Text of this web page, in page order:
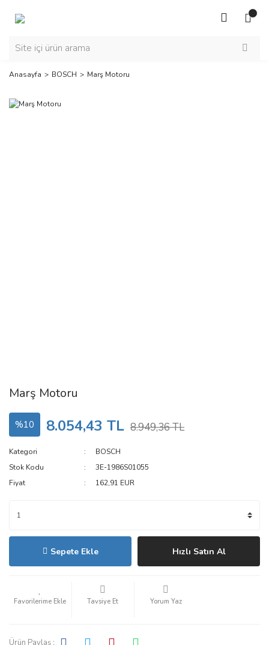
Anasayfa BOSCH Marş Motoru
Marş Motoru
%10 8.054,43 TL 8.949,36 TL
Kategori
BOSCH
Stok Kodu
3E-1986S01055
Fiyat
162,91 EUR
Sepete Ekle Hızlı Satın Al
Tavsiye Et Yorum Yaz
Ürün Paylaş :